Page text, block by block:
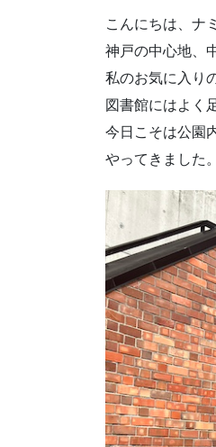
こんにちは、ナ
神戸の中心地、
私のお気に入り
図書館にはよく
今日こそは公園
やってきました。